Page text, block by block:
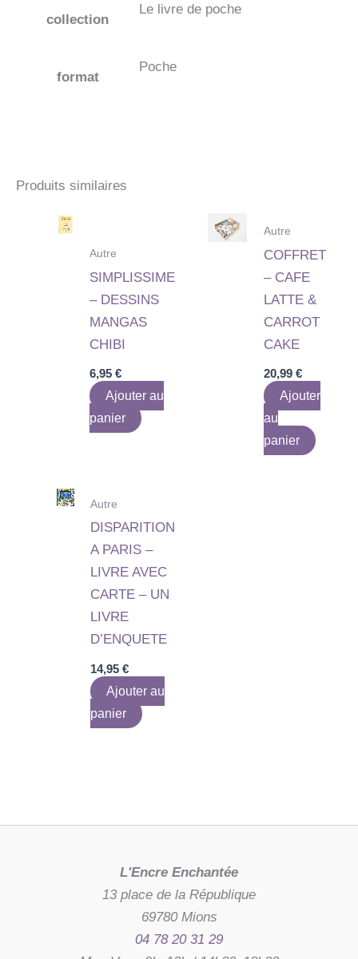
collection
Le livre de poche
format
Poche
Produits similaires
Autre
SIMPLISSIME
– DESSINS
MANGAS
CHIBI
6,95€
Ajouter au
panier
Autre
COFFRET
– CAFE
LATTE &
CARROT
CAKE
20,99 €
Ajouter
au
panier
Autre
DISPARITION
A PARIS –
LIVRE AVEC
CARTE – UN
LIVRE
D’ENQUETE
14,95€
Ajouter au
panier
L'Encre Enchantée
13 place de la République
69780 Mions
04 78 20 31 29